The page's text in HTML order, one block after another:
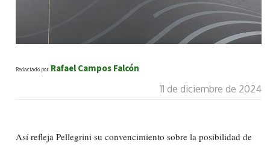
Redactado por Rafael Campos Falcón
11 de diciembre de 2024
Así refleja Pellegrini su convencimiento sobre la posibilidad de